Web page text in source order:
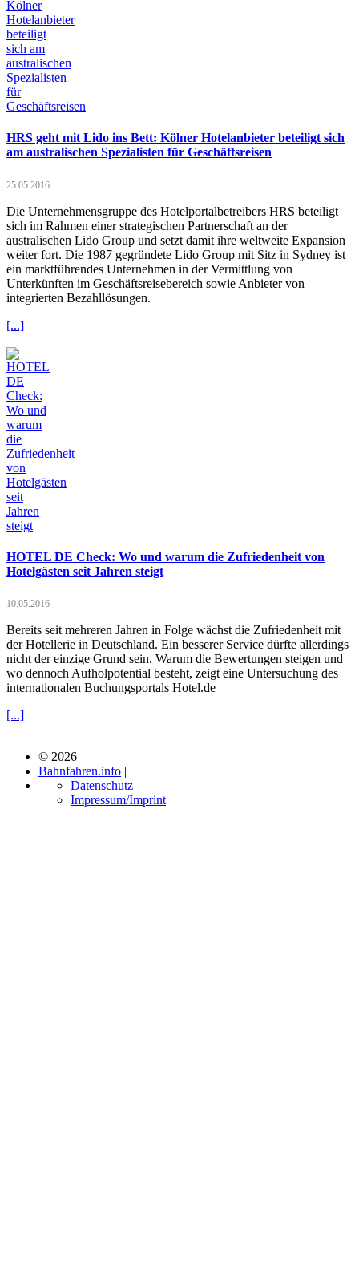
HRS geht mit Lido ins Bett: Kölner Hotelanbieter beteiligt sich
am australischen Spezialisten für Geschäftsreisen
25.05.2016
Die Unternehmensgruppe des Hotelportalbetreibers HRS beteiligt
sich im Rahmen einer strategischen Partnerschaft an der
australischen Lido Group und setzt damit ihre weltweite Expansion
weiter fort. Die 1987 gegründete Lido Group mit Sitz in Sydney ist
ein marktführendes Unternehmen in der Vermittlung von
Unterkünften im Geschäftsreisebereich sowie Anbieter von
integrierten Bezahllösungen.
[...]
HOTEL DE Check: Wo und warum die Zufriedenheit von
Hotelgästen seit Jahren steigt
10.05.2016
Bereits seit mehreren Jahren in Folge wächst die Zufriedenheit mit
der Hotellerie in Deutschland. Ein besserer Service dürfte allerdings
nicht der einzige Grund sein. Warum die Bewertungen steigen und
wo dennoch Aufholpotential besteht, zeigt eine Untersuchung des
internationalen Buchungsportals Hotel.de
[...]
© 2026
Bahnfahren.info |
Datenschutz
Impressum/Imprint